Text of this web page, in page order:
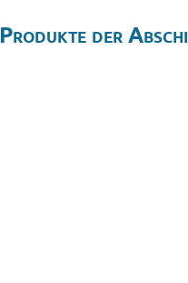
Produkte der